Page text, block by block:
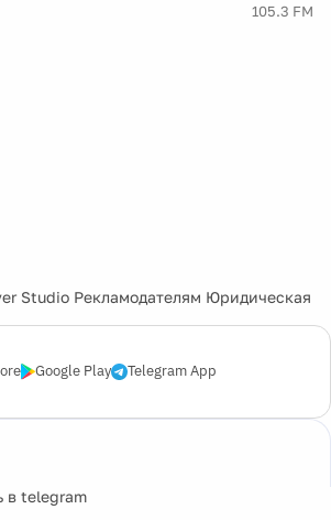
105.3 FM
Studio Рекламодателям Юридическая
Google Play Telegram App